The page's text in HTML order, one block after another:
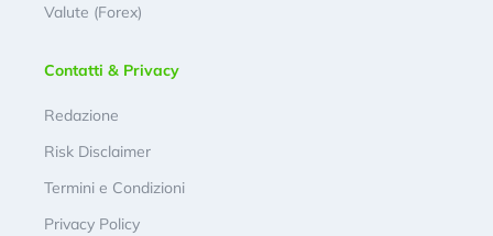
Valute (Forex)
Contatti & Privacy
Redazione
Risk Disclaimer
Termini e Condizioni
Privacy Policy